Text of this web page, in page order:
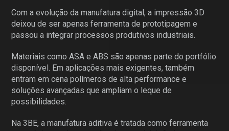
Com a evolução da manufatura digital, a impressão 3D
deixou de ser apenas ferramenta de prototipagem e
passou a integrar processos produtivos industriais.
Materiais como ASA e ABS são apenas parte do portfólio
disponível. Em aplicações mais exigentes, também
entram em cena polímeros de alta performance e
soluções avançadas que ampliam o leque de
possibilidades.
Na 3BE, a manufatura aditiva é tratada como ferramenta